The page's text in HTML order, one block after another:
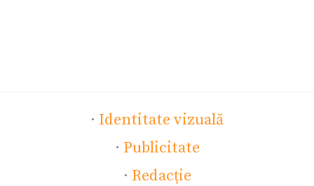
· Identitate vizuală
· Publicitate
· Redacție